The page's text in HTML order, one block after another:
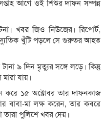
আগে ওই শিশুর দাফন সম্পন্ন
খবর জিও নিউজের। রিপোর্ট,
খুঁটি পড়লে সে গুরুতর আহত
৯ দিন মৃত্যুর সঙ্গে লড়ে। কিন্তু
যায়।
করে ১৫ অক্টোবর তার দাফনকাজ
বাবা-মা লক্ষ করেন, তার কবরে
তারা পুলিশে খবর দেয়।